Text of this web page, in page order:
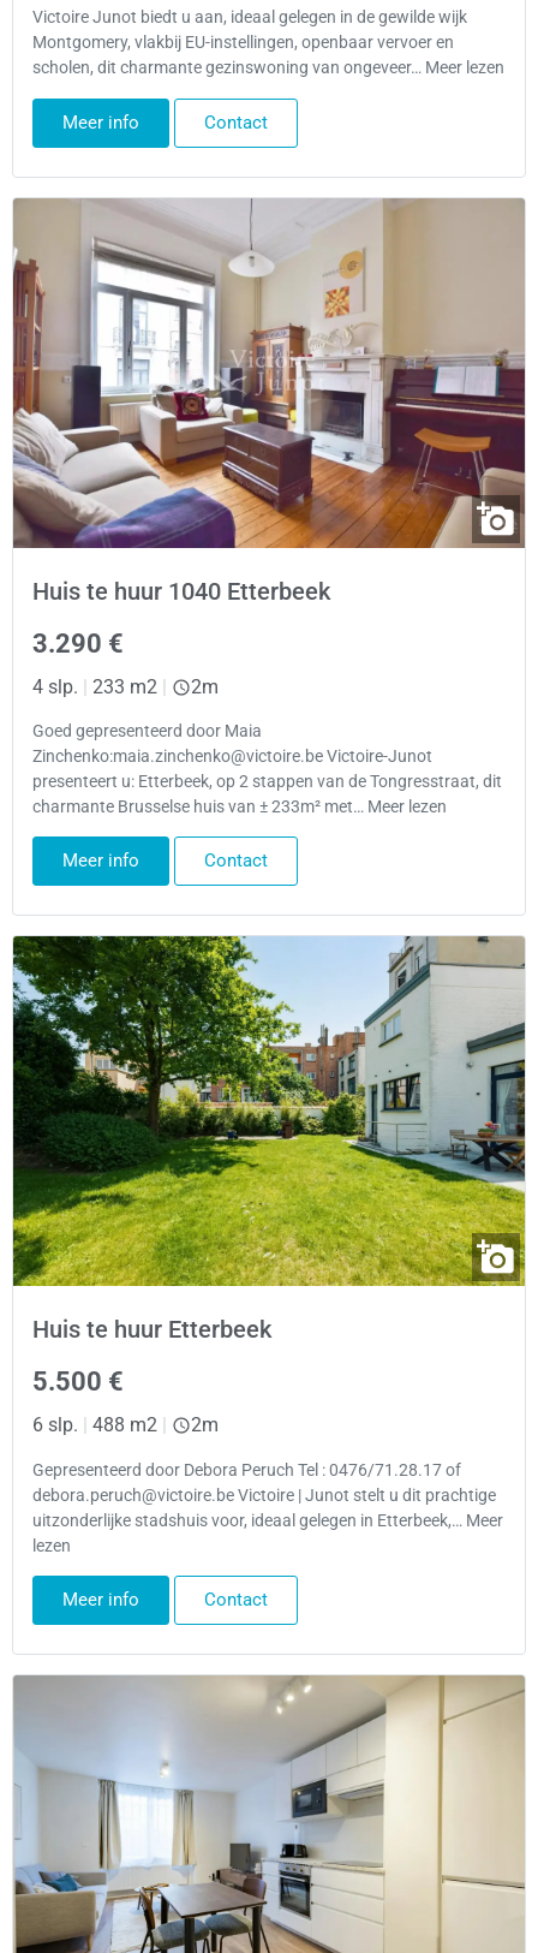
Victoire Junot biedt u aan, ideaal gelegen in de gewilde wijk
Montgomery, vlakbij EU-instellingen, openbaar vervoer en
scholen, dit charmante gezinswoning van ongeveer… Meer lezen
Meer info Contact
Huis te huur 1040 Etterbeek
3.290 €
4 slp. | 233 m2 | 2m
Goed gepresenteerd door Maia
Zinchenko:maia.zinchenko@victoire.be Victoire-Junot
presenteert u: Etterbeek, op 2 stappen van de Tongresstraat, dit
charmante Brusselse huis van ± 233m² met… Meer lezen
Meer info Contact
Huis te huur Etterbeek
5.500 €
6 slp. 488 m2 2m
Gepresenteerd door Debora Peruch Tel : 0476/71.28.17 of
debora.peruch@victoire.be Victoire | Junot stelt u dit prachtige
uitzonderlijke stadshuis voor, ideaal gelegen in Etterbeek,… Meer
lezen
Meer info Contact